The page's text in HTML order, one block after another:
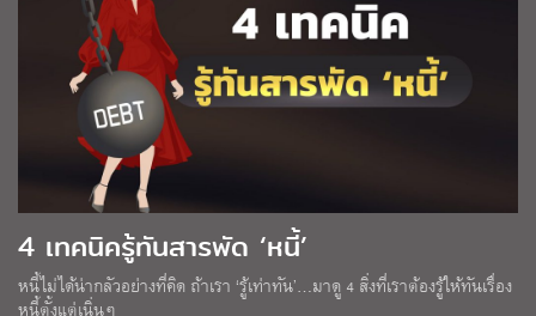
4 เทคนิครู้ทันสารพัด ‘หนี้’
หนี้ไม่ได้น่ากลัวอย่างที่คิด ถ้าเรา ‘รู้เท่าทัน’…มาดู 4 สิ่งที่เราต้องรู้ให้ทันเรื่อง
หนี้ตั้งแต่เนิ่นๆ